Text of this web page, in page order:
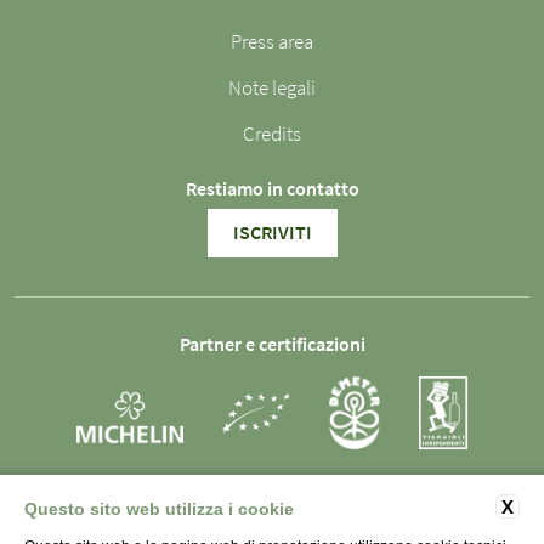
Press area
Note legali
Credits
Restiamo in contatto
ISCRIVITI
Partner e certificazioni
X
Questo sito web utilizza i cookie